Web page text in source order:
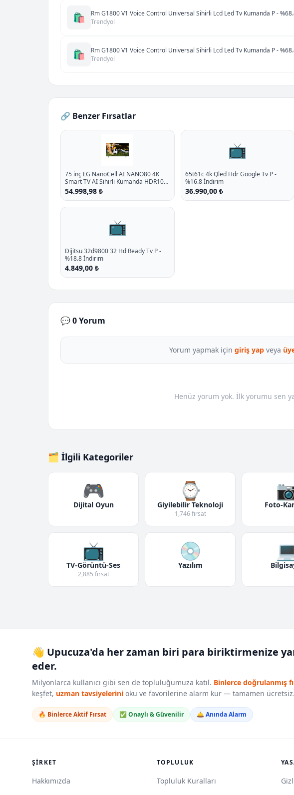
🛍️
Rm G1800 V1 Voice Control Universal Sihirli Lcd Led Tv Kumanda P -
Trendyol
🛍️
Rm G1800 V1 Voice Control Universal Sihirli Lcd Led Tv Kumanda P -
Trendyol
🔗 Benzer Fırsatlar
75 inç LG NanoCell AI NANO80 4K
Smart TV AI Sihirli Kumanda HDR10
webOS25 2025
54.998,98 ₺
📺
65t61c 4k Qled Hdr Google Tv P -
%16.8 İndirim
36.990,00 ₺
📺
Dijitsu 32d9800 32 Hd Ready Tv P -
%18.8 İndirim
4.849,00 ₺
💬 0 Yorum
Yorum yapmak için giriş yap veya
Henüz yorum yok. İlk yorumu sen
🗂️ İlgili Kategoriler
🎮
Dijital Oyun
⌚
Giyilebilir Teknoloji
1,746 fırsat
Foto-
📺
TV-Görüntü-Ses
2,885 fırsat
💿
Yazılım
👋 Upucuza'da her zaman biri para biriktirmenize
eder.
Milyonlarca kullanıcı gibi sen de topluluğumuza katıl. Binlerce doğrulanmış
keşfet, uzman tavsiyelerini oku ve favorilerine alarm kur — tamamen ücretsiz.
🔥 Binlerce Aktif Fırsat ✅ Onaylı & Güvenilir 🛎️ Anında Alarm
ŞIRKET
Hakkımızda
TOPLULUK
Topluluk Kuralları